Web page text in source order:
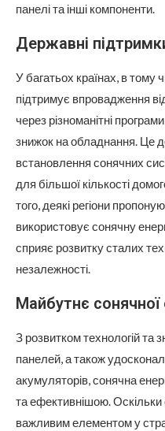
панелі та інші компоненти.
Державні
У багатьох країнах, в тому
підтримує впровадження
через різноманітні
знижок на обладнання. Це
встановлення сонячних
для більшої кількості
того, деякі регіони
використовує сонячну
сприяє розвитку сталих
незалежності.
Майбутнє сонячної
З розвитком технологій та
панелей, а також
акумуляторів, сонячна
та ефективнішою. Оскільки
важливим елементом у